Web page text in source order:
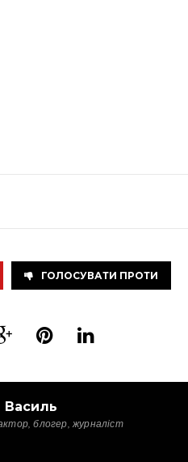
ГОЛОСУВАТИ ПРОТИ
Василь
блогер, журналіст